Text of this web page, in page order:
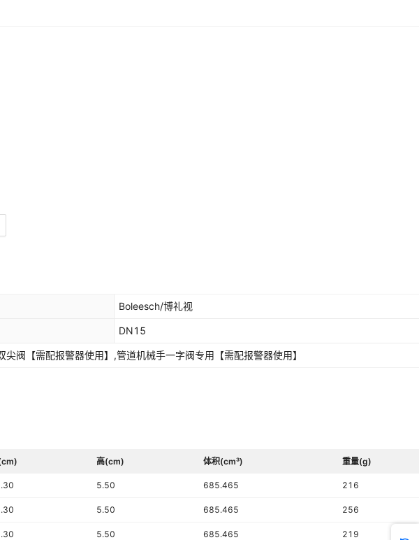
Boleesch/博礼视
DN15
阀【需配报警器使用】,管道机械手一字阀专用【需配报警器使用】
高(cm) 体积(cm³) 重量(g)
5.50 685.465 216
5.50 685.465 256
5.50 685.465 219